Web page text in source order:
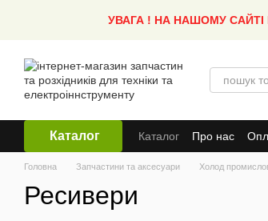
УВАГА ! НА НАШОМУ
Каталог Каталог Про нас
Головна Запчастини та аксесуари Холод
Ресивери